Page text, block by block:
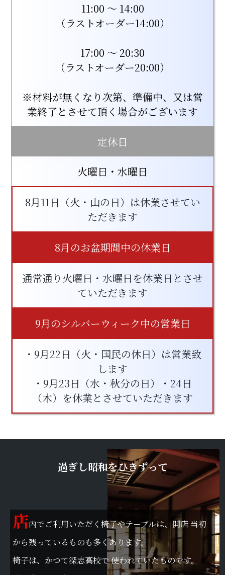
11:00 ～ 14:00
（ラストオーダー14:00）
17:00 ～ 20:30
（ラストオーダー20:00）
※材料が無くなり次第、準備中、又は営
業終了とさせて頂く場合がございます
定休日
火曜日・水曜日
8月11日（火・山の日）は休業させてい
ただきます
8月のお盆期間中の休業日
通常通り火曜日・水曜日を休業日とさせ
ていただきます
9月のシルバーウィーク中の営業日
・9月22日（火・国民の休日）は営業致
します
・9月23日（水・秋分の日）・24日
（木）を休業とさせていただきます
過ぎし昭和をひきずって
店内でご利用いただく椅子やテーブルは、開店 当初
から残っているものも多くあります。
椅子は、かつて深志高校で 使われていたものです。